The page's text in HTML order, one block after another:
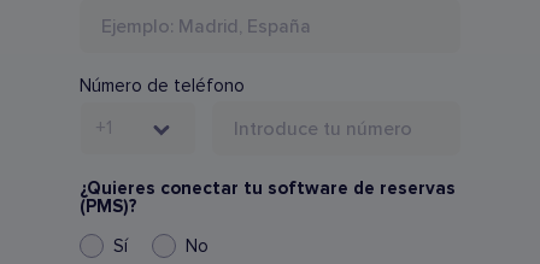
Número de teléfono
+1
¿Quieres conectar tu software de reservas
(PMS)?
Sí No